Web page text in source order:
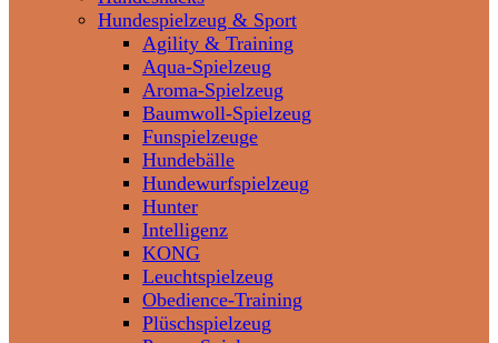
Hundespielzeug & Sport
Agility & Training
Aqua-Spielzeug
Aroma-Spielzeug
Baumwoll-Spielzeug
Funspielzeuge
Hundebälle
Hundewurfspielzeug
Hunter
Intelligenz
KONG
Leuchtspielzeug
Obedience-Training
Plüschspielzeug